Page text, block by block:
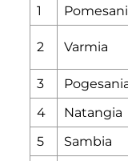
1
2 Varmia
3
4
Natangia
5
Sambia